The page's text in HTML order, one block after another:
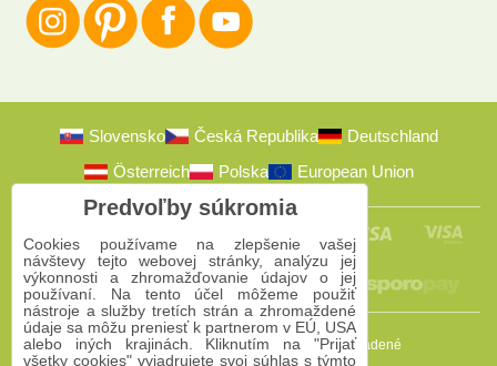
Slovensko Česká Republika
Deutschland
Österreich
Polska European Union
2009-2026 © Bomba s.r.o.Všetky práva vyhradené
Predvoľby súkromia
Cookies používame na zlepšenie vašej
návštevy tejto webovej stránky, analýzu jej
výkonnosti a zhromažďovanie údajov o jej
používaní. Na tento účel môžeme použiť
nástroje a služby tretích strán a zhromaždené
údaje sa môžu preniesť k partnerom v EÚ, USA
alebo iných krajinách. Kliknutím na "Prijať
všetky cookies" vyjadrujete svoj súhlas s týmto